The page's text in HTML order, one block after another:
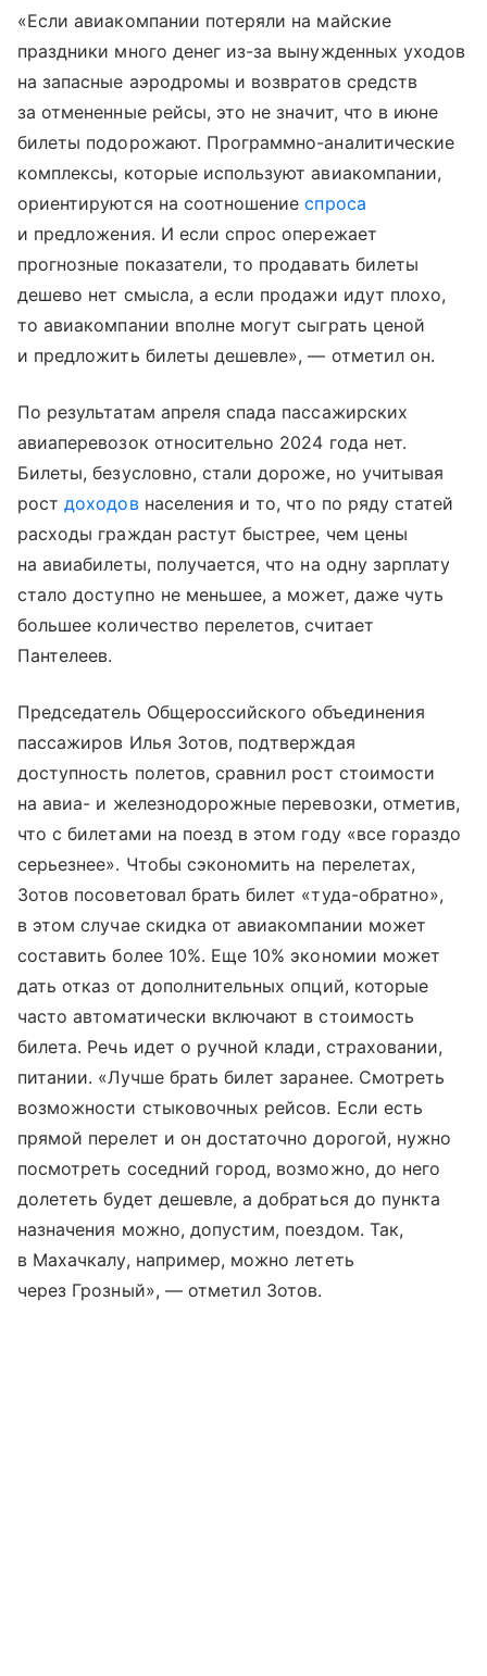
«Если авиакомпании потеряли на майские
праздники много денег из-за вынужденных уходов
на запасные аэродромы и возвратов средств
за отмененные рейсы, это не значит, что в июне
билеты подорожают. Программно-аналитические
комплексы, которые используют авиакомпании,
ориентируются на соотношениеспроса
и предложения. И если спрос опережает
прогнозные показатели, то продавать билеты
дешево нет смысла, а если продажи идут плохо,
то авиакомпании вполне могут сыграть ценой
и предложить билеты дешевле», — отметил он.
По результатам апреля спада пассажирских
авиаперевозок относительно 2024 года нет.
Билеты, безусловно, стали дороже, но учитывая
ростдоходовнаселения и то, что по ряду статей
расходы граждан растут быстрее, чем цены
на авиабилеты, получается, что на одну зарплату
стало доступно не меньшее, а может, даже чуть
большее количество перелетов, считает
Пантелеев.
Председатель Общероссийского объединения
пассажиров Илья Зотов, подтверждая
доступность полетов, сравнил рост стоимости
на авиа- и железнодорожные перевозки, отметив,
что с билетами на поезд в этом году «все гораздо
серьезнее». Чтобы сэкономить на перелетах,
Зотов посоветовал брать билет «туда-обратно»,
в этом случае скидка от авиакомпании может
составить более 10%. Еще 10% экономии может
дать отказ от дополнительных опций, которые
часто автоматически включают в стоимость
билета. Речь идет о ручной клади, страховании,
питании. «Лучше брать билет заранее. Смотреть
возможности стыковочных рейсов. Если есть
прямой перелет и он достаточно дорогой, нужно
посмотреть соседний город, возможно, до него
долететь будет дешевле, а добраться до пункта
назначения можно, допустим, поездом. Так,
в Махачкалу, например, можно лететь
через Грозный», — отметил Зотов.